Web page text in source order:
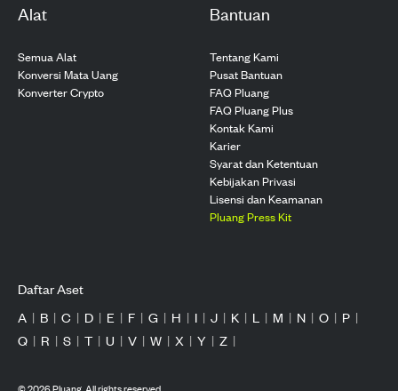
Alat
Semua Alat
Konversi Mata Uang
Konverter Crypto
Bantuan
Tentang Kami
Pusat Bantuan
FAQ Pluang
FAQ Pluang Plus
Kontak Kami
Karier
Syarat dan Ketentuan
Kebijakan Privasi
Lisensi dan Keamanan
Pluang Press Kit
Daftar Aset
A | B | C | D | E | F | G | H | I | J | K | L | M | N | O | P |
Q | R | S | T | U | V | W | X | Y | Z |